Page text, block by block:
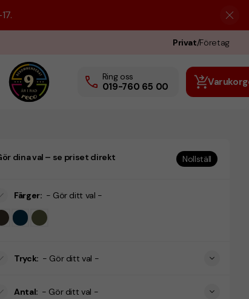
Privat/Företag
Ring oss
019-760 65 00
dina val – se priset direkt Nollställ
Färger: - Gör ditt val -
Tryck: - Gör ditt val -
Antal: - Gör ditt val -